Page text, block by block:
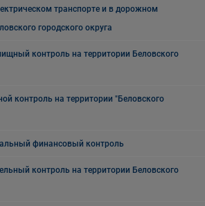
транспорте и в дорожном
городского округа
контроль на территории Беловского
контроль на территории "Беловского
финансовый контроль
контроль на территории Беловского